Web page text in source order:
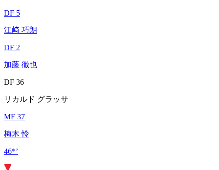
DF 5
江﨑 巧朗
DF 2
加藤 徹也
DF 36
リカルド グラッサ
MF 37
梅木 怜
46*’